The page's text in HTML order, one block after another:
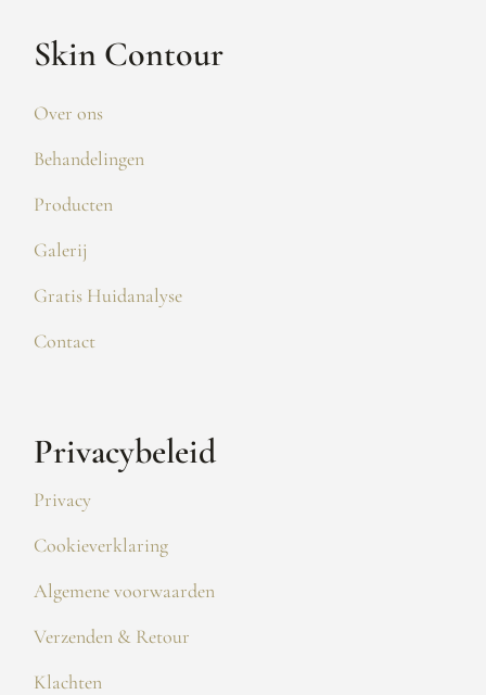
Skin Contour
Over ons
Behandelingen
Producten
Galerij
Gratis Huidanalyse
Contact
Privacybeleid
Privacy
Cookieverklaring
Algemene voorwaarden
Verzenden & Retour
Klachten